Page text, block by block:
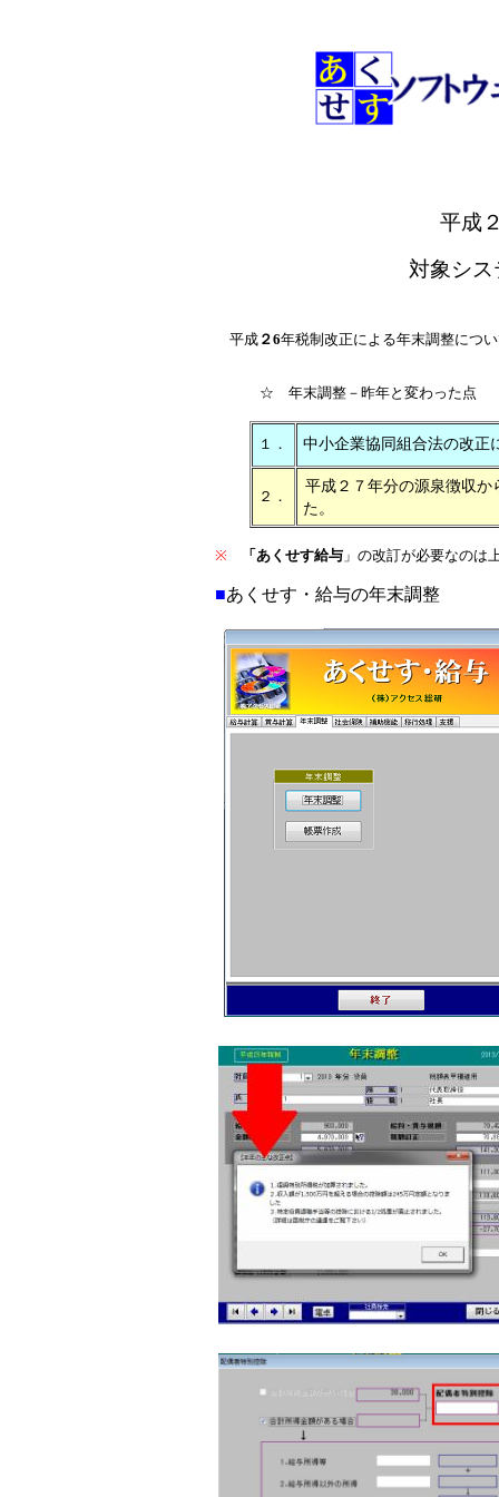
平成
対象シ
平成 ２6年税制改正による年末調整につ
☆ 年末調整－昨年と変わった点
１． 中小企業協同組合法の改正
２．
平成２７年分の源泉徴収
た。
※ 「あくせす給与 」の改訂が必要なのは
■あくせす・給与の年末調整